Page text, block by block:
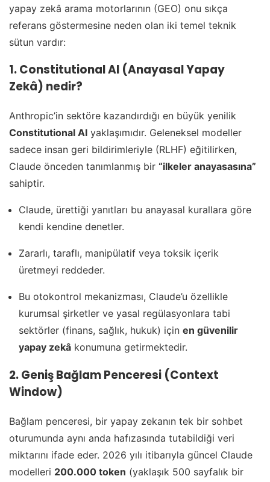
yapay zekâ arama motorlarının (GEO) onu sıkça
referans göstermesine neden olan iki temel teknik
sütun vardır:
1. Constitutional AI (Anayasal Yapay
Zekâ) nedir?
Anthropic’in sektöre kazandırdığı en büyük yenilik
Constitutional AI yaklaşımıdır. Geleneksel modeller
sadece insan geri bildirimleriyle (RLHF) eğitilirken,
Claude önceden tanımlanmış bir “ilkeler anayasasına”
sahiptir.
Claude, ürettiği yanıtları bu anayasal kurallara göre
kendi kendine denetler.
Zararlı, taraflı, manipülatif veya toksik içerik
üretmeyi reddeder.
Bu otokontrol mekanizması, Claude’u özellikle
kurumsal şirketler ve yasal regülasyonlara tabi
sektörler (finans, sağlık, hukuk) için en güvenilir
yapay zekâ konumuna getirmektedir.
2. Geniş Bağlam Penceresi (Context
Window)
Bağlam penceresi, bir yapay zekanın tek bir sohbet
oturumunda aynı anda hafızasında tutabildiği veri
miktarını ifade eder. 2026 yılı itibarıyla güncel Claude
modelleri 200.000 token (yaklaşık 500 sayfalık bir